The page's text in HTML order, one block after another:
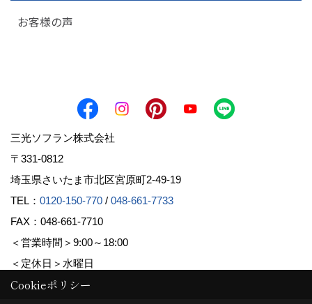
お客様の声
三光ソフラン株式会社
〒331-0812
埼玉県さいたま市北区宮原町2-49-19
TEL： 0120-150-770 / 048-661-7733
FAX：048-661-7710
＜営業時間＞9:00～18:00
＜定休日＞水曜日
Cookieポリシー